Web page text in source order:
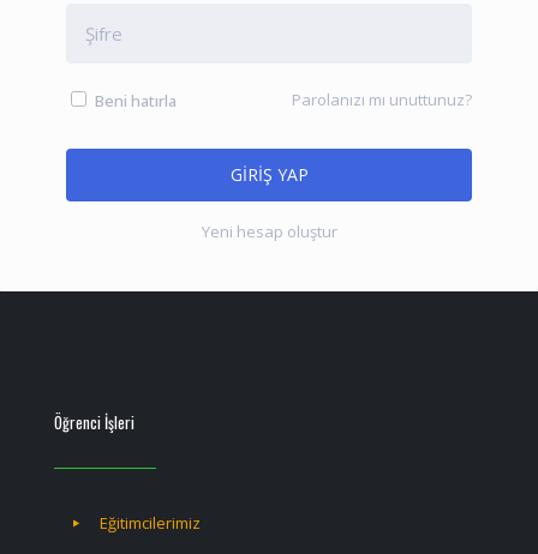
Beni hatırla Parolanızı mı unuttunuz?
Yeni hesap oluştur
Öğrenci İşleri
Eğitimcilerimiz